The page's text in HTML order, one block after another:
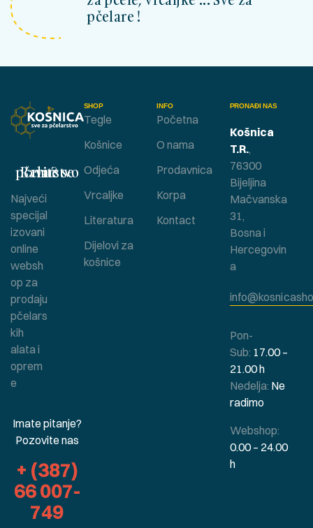
pčelare !
SHOP
Tegle
Košnice
Odjeća
Vrcaljke
Literatura
Dijelovi za
košnice
INFO
Početna
O nama
Prodavnica
Korpa
Kontact
Bavite se pčelarstvom ?
Najveći
specijal
izovani
online
websh
op za
prodaju
pčelars
kih
alata i
oprem
e
Imate pitanje?
Pozovite nas
+ (387)
66 007-
749
PRONAĐI NAS
Košnica
T.R.,
76300
Bijeljina
Mačvanska
31,
Bosna i
Hercegovin
a
Pon-
Sub: 17.00 –
21.00 h
Nedelja: Ne
radimo
Webshop:
0.00 – 24.00
h